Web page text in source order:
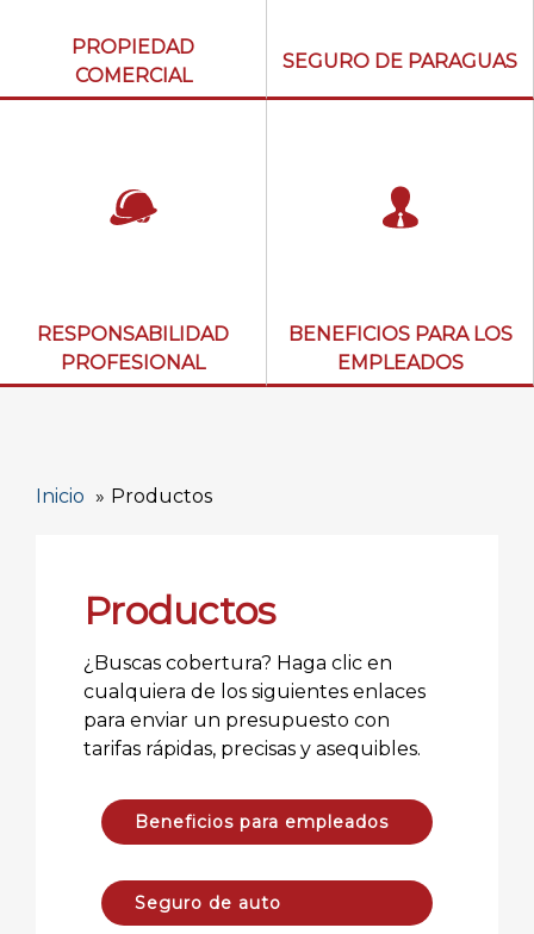
PROPIEDAD
COMERCIAL
SEGURO DE PARAGUAS
RESPONSABILIDAD
PROFESIONAL
BENEFICIOS PARA LOS
EMPLEADOS
Inicio Productos
Productos
¿Buscas cobertura? Haga clic en
cualquiera de los siguientes enlaces
para enviar un presupuesto con
tarifas rápidas, precisas y asequibles.
Beneficios para empleados
Seguro de auto